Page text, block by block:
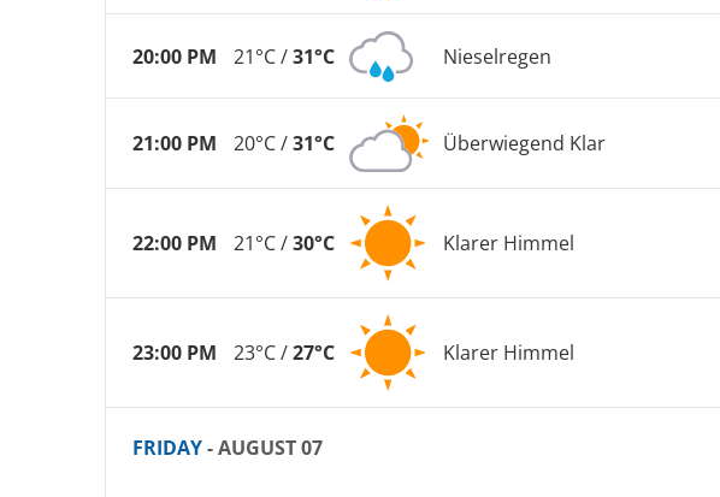
20:00 PM 21°C /31°C Nieselregen
21:00 PM 20°C /31°C Überwiegend Klar
22:00 PM 21°C /30°C Klarer Himmel
23:00 PM 23°C /27°C Klarer Himmel
FRIDAY- AUGUST 07